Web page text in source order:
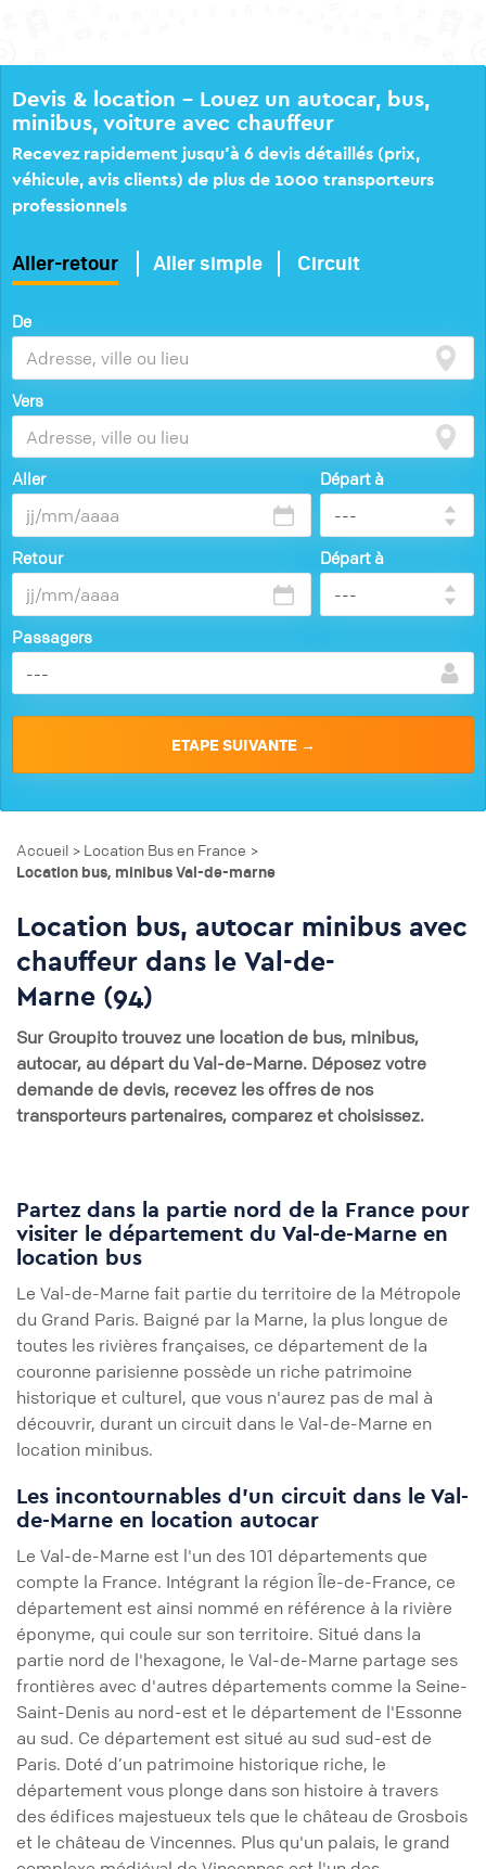
Devis & location – Louez un autocar, bus,
minibus, voiture avec chauffeur
Recevez rapidement jusqu’à 6 devis détaillés (prix,
véhicule, avis clients) de plus de 1000 transporteurs
professionnels
Aller-retour Aller simple Circuit
De
Vers
Aller Départ à
Retour Départ à
Passagers
Accueil > Location Bus en France >
Location bus, minibus Val-de-marne
Location bus, autocar minibus avec
chauffeur dans le Val-de-
Marne (94)
Sur Groupito trouvez une location de bus, minibus,
autocar, au départ du Val-de-Marne. Déposez votre
demande de devis, recevez les offres de nos
transporteurs partenaires, comparez et choisissez.
Partez dans la partie nord de la France pour
visiter le département du Val-de-Marne en
location bus
Le Val-de-Marne fait partie du territoire de la Métropole
du Grand Paris. Baigné par la Marne, la plus longue de
toutes les rivières françaises, ce département de la
couronne parisienne possède un riche patrimoine
historique et culturel, que vous n'aurez pas de mal à
découvrir, durant un circuit dans le Val-de-Marne en
location minibus.
Les incontournables d'un circuit dans le Val-
de-Marne en location autocar
Le Val-de-Marne est l'un des 101 départements que
compte la France. Intégrant la région Île-de-France, ce
département est ainsi nommé en référence à la rivière
éponyme, qui coule sur son territoire. Situé dans la
partie nord de l'hexagone, le Val-de-Marne partage ses
frontières avec d'autres départements comme la Seine-
Saint-Denis au nord-est et le département de l'Essonne
au sud. Ce département est situé au sud sud-est de
Paris. Doté d’un patrimoine historique riche, le
département vous plonge dans son histoire à travers
des édifices majestueux tels que le château de Grosbois
et le château de Vincennes. Plus qu'un palais, le grand